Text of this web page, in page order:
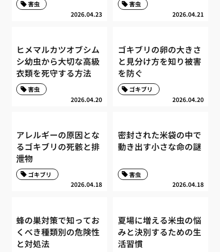
2026.04.23
害虫
2026.04.21
害虫
ヒメマルカツオブシム
シ幼虫から大切な高級
衣類を死守する方法
2026.04.20
害虫
ゴキブリの卵の大きさ
と見分け方を知り被害
を防ぐ
2026.04.20
ゴキブリ
アレルギーの原因とな
るゴキブリの死骸と排
泄物
2026.04.18
ゴキブリ
密封された米袋の中で
動き出す小さな命の謎
2026.04.18
害虫
蜂の巣対策で知ってお
くべき種類別の危険性
と対処法
夏場に増える米虫の悩
みと決別するための生
活習慣